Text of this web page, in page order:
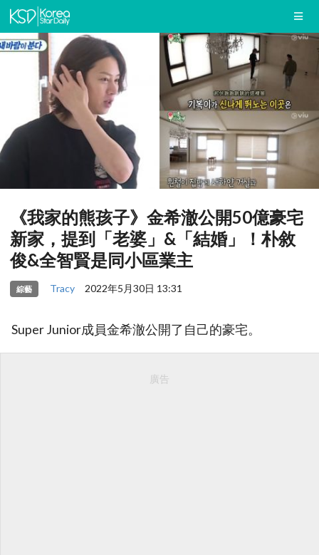
《我家的熊孩子》金希澈公開50億豪宅
新家，提到「老婆」&「結婚」！朴敘
俊&全智賢是同小區業主
綜藝 Tracy 2022年5月30日 13:31
Super Junior成員金希澈公開了自己的豪宅。
廣告